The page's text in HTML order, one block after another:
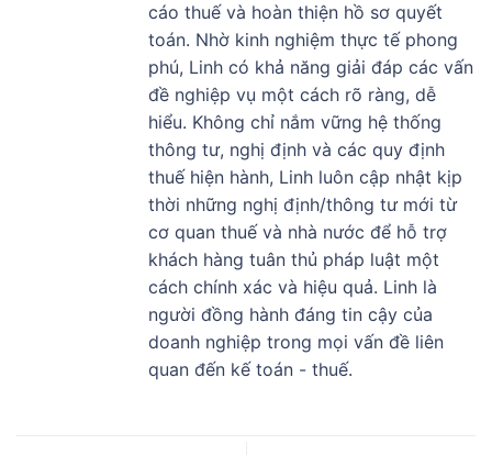
cáo thuế và hoàn thiện hồ sơ quyết
toán. Nhờ kinh nghiệm thực tế phong
phú, Linh có khả năng giải đáp các vấn
đề nghiệp vụ một cách rõ ràng, dễ
hiểu. Không chỉ nắm vững hệ thống
thông tư, nghị định và các quy định
thuế hiện hành, Linh luôn cập nhật kịp
thời những nghị định/thông tư mới từ
cơ quan thuế và nhà nước để hỗ trợ
khách hàng tuân thủ pháp luật một
cách chính xác và hiệu quả. Linh là
người đồng hành đáng tin cậy của
doanh nghiệp trong mọi vấn đề liên
quan đến kế toán - thuế.